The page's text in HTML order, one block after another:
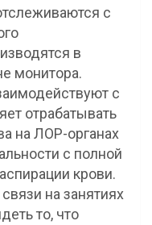
с
в
монитора.
с
отрабатывать
на ЛОР-органах
с полной
крови.
на занятиях
то, что